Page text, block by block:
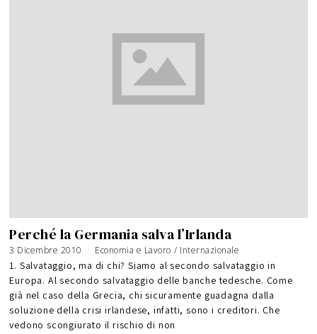
Perché la Germania salva l’Irlanda
3 Dicembre 2010
i
c
e
m
b
r
e
2
0
1
0
Economia e Lavoro / Internazionale
1. Salvataggio, ma di chi? Siamo al secondo salvataggio in
Europa. Al secondo salvataggio delle banche tedesche. Come
già nel caso della Grecia, chi sicuramente guadagna dalla
soluzione della crisi irlandese, infatti, sono i creditori. Che
vedono scongiurato il rischio di non